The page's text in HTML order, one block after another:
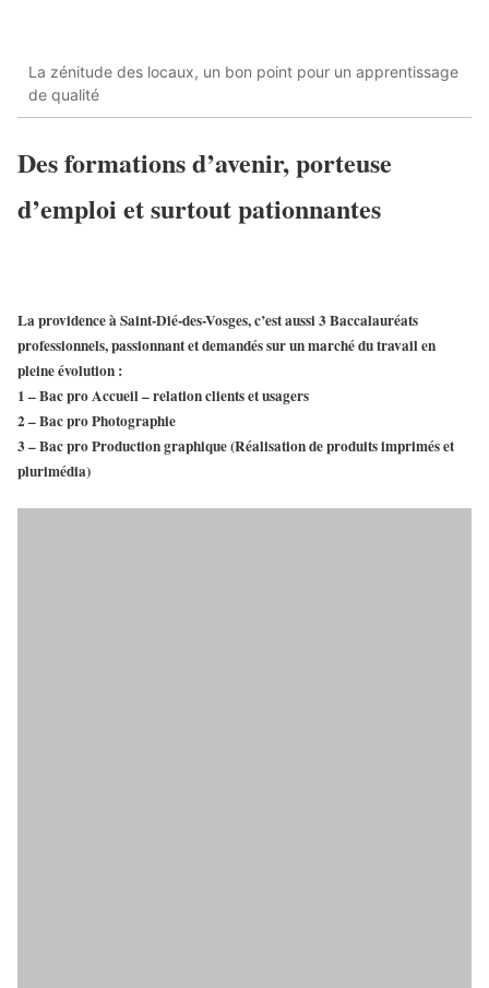
La zénitude des locaux, un bon point pour un apprentissage
de qualité
Des formations d’avenir, porteuse
d’emploi et surtout pationnantes
La providence à Saint-Dié-des-Vosges, c’est aussi3 Baccalauréats
professionnels, passionnant et demandés sur un marché du travail en
pleine évolution :
1 – Bac pro Accueil – relation clients et usagers
2 – Bac pro Photographie
3 – Bac pro Production graphique (Réalisation de produits imprimés et
plurimédia)